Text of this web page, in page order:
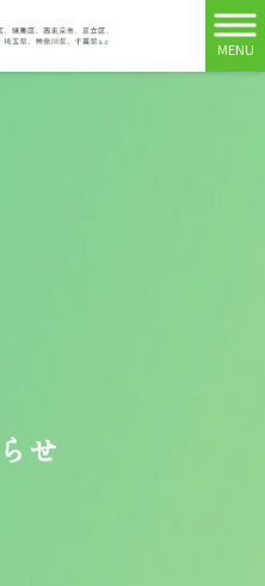
MENU
せ